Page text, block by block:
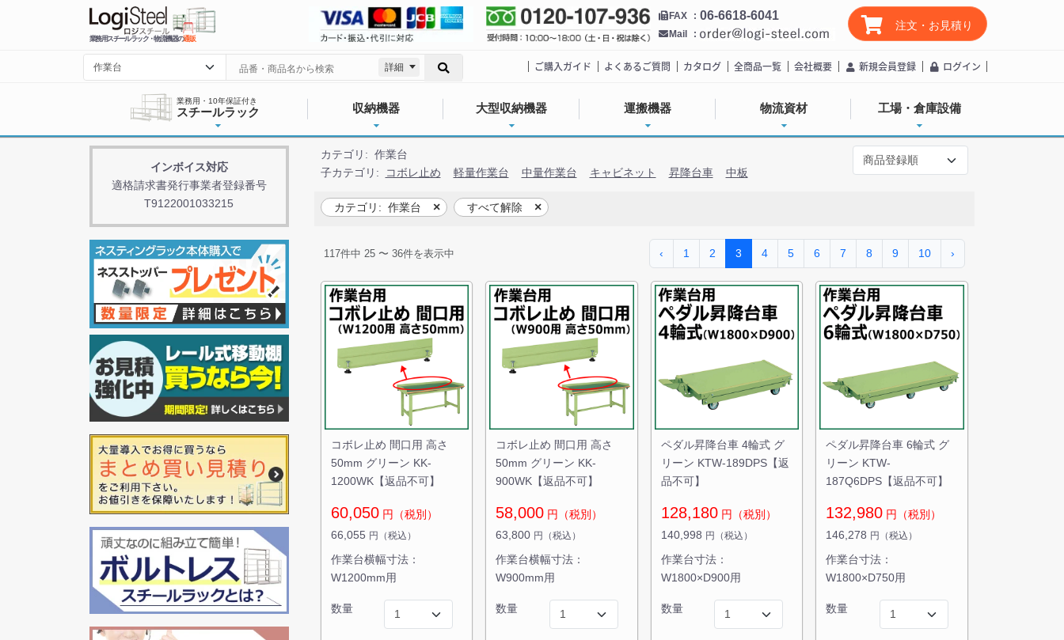
業務用スチールラック・物流機器の通販
詳細
FAX 06-6618-6041
Mail
注文・お見積り
ご購入ガイド よくあるご質問 カタログ 全商品一覧 会社概要 新規会員登録 ログイン
業務用・10年保証付き
スチールラック 収納機器 大型収納機器 運搬機器 物流資材 工場・倉庫設備
インボイス対応
適格請求書発行事業者登録番号
T9122001033215
カテゴリ: 作業台
子カテゴリ:
コボレ止め 軽量作業台 中量作業台 キャビネット 昇降台車 中板
カテゴリ: 作業台 すべて解除
117件中 25〜 36件を表示中 ‹ 1 2 3 4 5 6 7 8 9 10 ›
コボレ止め 間口用 高さ
50mm グリーン KK-
1200WK【返品不可】
60,050円（税別）
66,055 円（税込）
作業台横幅寸法：
W1200mm用
数量
コボレ止め 間口用 高さ
50mm グリーン KK-
900WK【返品不可】
58,000 円（税別）
63,800 円（税込）
作業台横幅寸法：
W900mm用
数量
ペダル昇降台車 4輪式 グ
リーン KTW-189DPS【返
品不可】
128,180円（税別）
140,998 円（税込）
作業台寸法：
W1800×D900用
数量
ペダル昇降台車 6輪式 グ
リーン KTW-
187Q6DPS【返品不可】
132,980 円（税別）
146,278 円（税込）
作業台寸法：
W1800×D750用
数量